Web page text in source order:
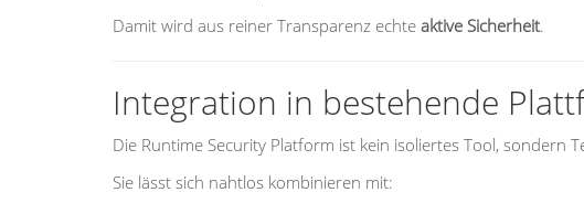
Damit wird aus reiner Transparenz echte aktive Sicherheit.
Integration in bestehende
Die Runtime Security Platform ist kein isoliertes Tool, sondern
Sie lässt sich nahtlos kombinieren mit: